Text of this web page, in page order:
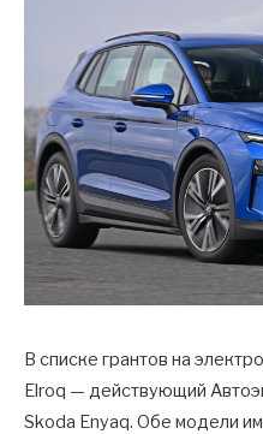
В списке грантов на
Elroq — действующий
Skoda Enyaq. Обе модели